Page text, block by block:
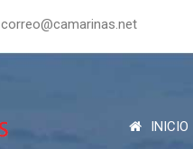
correo@camarinas.net
INICIO